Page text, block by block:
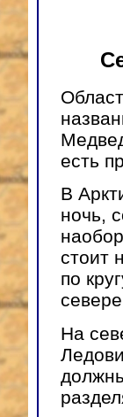
есть
В
ночь,
стоит
по
На